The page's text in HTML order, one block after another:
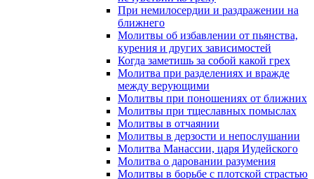
При немилосердии и раздражении на
ближнего
Молитвы об избавлении от пьянства,
курения и других зависимостей
Когда заметишь за собой какой грех
Молитва при разделениях и вражде
между верующими
Молитвы при поношениях от ближних
Молитвы при тщеславных помыслах
Молитвы в отчаянии
Молитвы в дерзости и непослушании
Молитва Манассии, царя Иудейского
Молитва о даровании разумения
Молитвы в борьбе с плотской страстью